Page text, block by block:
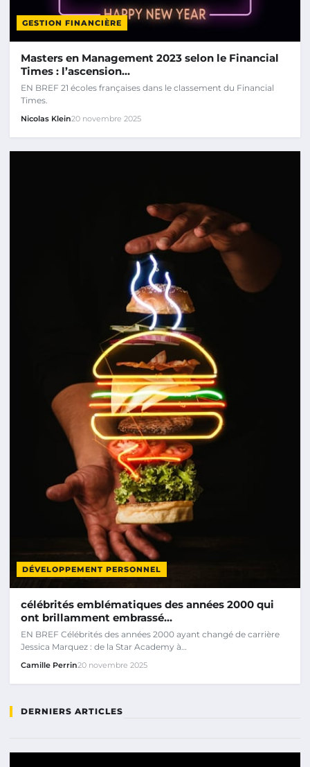
GESTION FINANCIÈRE
Masters en Management 2023 selon le Financial
Times : l’ascension…
EN BREF 21 écoles françaises dans le classement du Financial
Times.
Nicolas Klein20 novembre 2025
DÉVELOPPEMENT PERSONNEL
célébrités emblématiques des années 2000 qui
ont brillamment embrassé…
EN BREF Célébrités des années 2000 ayant changé de carrière
Jessica Marquez : de la Star Academy à…
Camille Perrin20 novembre 2025
DERNIERS ARTICLES